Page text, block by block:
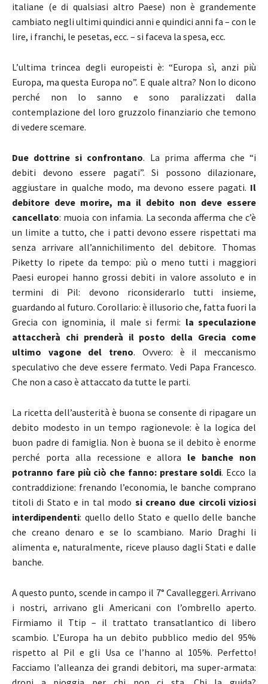
italiane (e di qualsiasi altro Paese) non è grandemente
cambiato negli ultimi quindici anni e quindici anni fa – con le
lire, i franchi, le pesetas, ecc. – si faceva la spesa, ecc.
L’ultima trincea degli europeisti è: “Europa sì, anzi più
Europa, ma questa Europa no”. E quale altra? Non lo dicono
perché non lo sanno e sono paralizzati dalla
contemplazione del loro gruzzolo finanziario che temono
di vedere scemare.
Due dottrine si confrontano. La prima afferma che “i
debiti devono essere pagati”. Si possono dilazionare,
aggiustare in qualche modo, ma devono essere pagati. Il
debitore deve morire, ma il debito non deve essere
cancellato: muoia con infamia. La seconda afferma che c’è
un limite a tutto, che i patti devono essere rispettati ma
senza arrivare all’annichilimento del debitore. Thomas
Piketty lo ripete da tempo: più o meno tutti i maggiori
Paesi europei hanno grossi debiti in valore assoluto e in
termini di Pil: devono riconsiderarlo tutti insieme,
guardando al futuro. Corollario: è illusorio che, fatta fuori la
Grecia con ignominia, il male si fermi: la speculazione
attaccherà chi prenderà il posto della Grecia come
ultimo vagone del treno. Ovvero: è il meccanismo
speculativo che deve essere fermato. Vedi Papa Francesco.
Che non a caso è attaccato da tutte le parti.
La ricetta dell’austerità è buona se consente di ripagare un
debito modesto in un tempo ragionevole: è la logica del
buon padre di famiglia. Non è buona se il debito è enorme
perché porta alla recessione e allora le banche non
potranno fare più ciò che fanno: prestare soldi. Ecco la
contraddizione: frenando l’economia, le banche comprano
titoli di Stato e in tal modo si creano due circoli viziosi
interdipendenti: quello dello Stato e quello delle banche
che creano denaro e se lo scambiano. Mario Draghi li
alimenta e, naturalmente, riceve plauso dagli Stati e dalle
banche.
A questo punto, scende in campo il 7° Cavalleggeri. Arrivano
i nostri, arrivano gli Americani con l’ombrello aperto.
Firmiamo il Ttip – il trattato transatlantico di libero
scambio. L’Europa ha un debito pubblico medio del 95%
rispetto al Pil e gli Usa ce l’hanno al 105%. Perfetto!
Facciamo l’alleanza dei grandi debitori, ma super-armata: